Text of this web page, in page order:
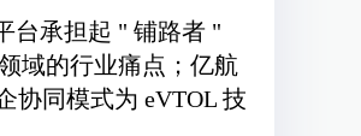
台承担起 " 铺路者 "
域的行业痛点；亿航
协同模式为 eVTOL 技